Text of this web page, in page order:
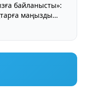
байланысты»:
маңызды